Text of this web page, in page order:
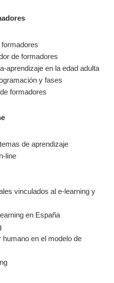
de formadores
aprendizaje en la edad adulta
y fases
formadores
de aprendizaje
line
vinculados al e-learning y
en España
en el modelo de